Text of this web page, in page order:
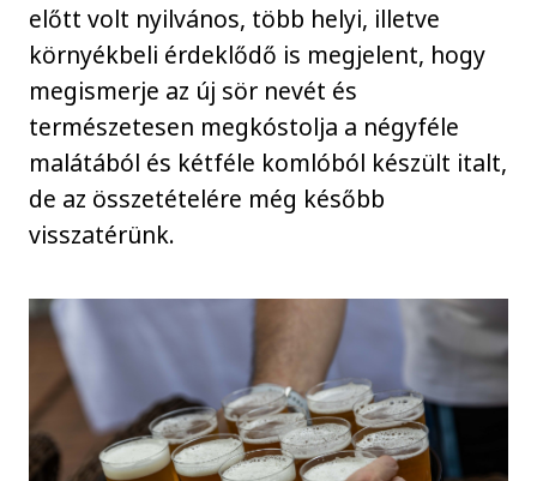
előtt volt nyilvános, több helyi, illetve
környékbeli érdeklődő is megjelent, hogy
megismerje az új sör nevét és
természetesen megkóstolja a négyféle
malátából és kétféle komlóból készült italt,
de az összetételére még később
visszatérünk.